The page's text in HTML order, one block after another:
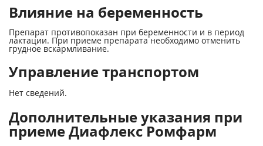
Влияние на беременность
Препарат противопоказан при беременности и в период
лактации. При приеме препарата необходимо отменить
грудное вскармливание.
Управление транспортом
Нет сведений.
Дополнительные указания при
приеме Диафлекс Ромфарм